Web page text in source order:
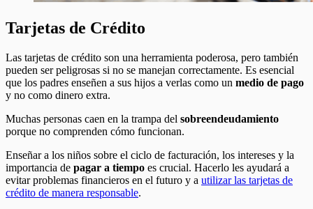
Tarjetas de Crédito
Las tarjetas de crédito son una herramienta poderosa, pero también
pueden ser peligrosas si no se manejan correctamente. Es esencial
que los padres enseñen a sus hijos a verlas como un medio de pago
y no como dinero extra.
Muchas personas caen en la trampa del sobreendeudamiento
porque no comprenden cómo funcionan.
Enseñar a los niños sobre el ciclo de facturación, los intereses y la
importancia de pagar a tiempo es crucial. Hacerlo les ayudará a
evitar problemas financieros en el futuro y a utilizar las tarjetas de
crédito de manera responsable.